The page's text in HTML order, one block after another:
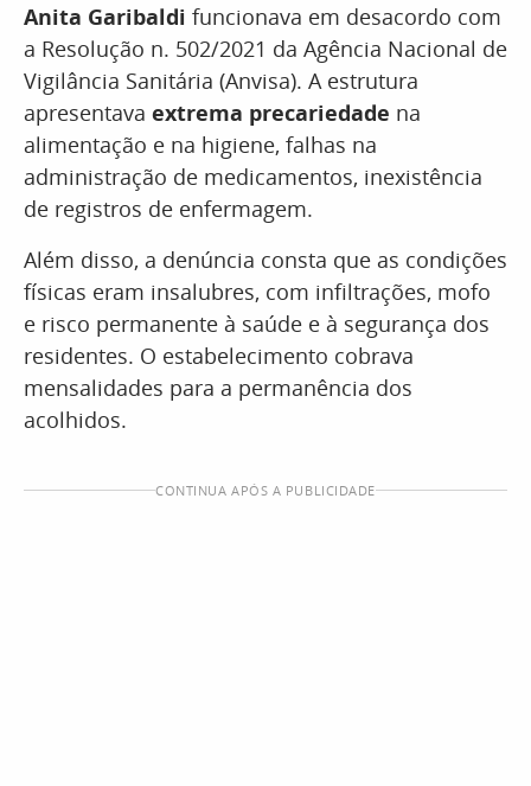
Anita Garibaldi funcionava em desacordo com
a Resolução n. 502/2021 da Agência Nacional de
Vigilância Sanitária (Anvisa). A estrutura
apresentava extrema precariedade na
alimentação e na higiene, falhas na
administração de medicamentos, inexistência
de registros de enfermagem.
Além disso, a denúncia consta que as condições
físicas eram insalubres, com infiltrações, mofo
e risco permanente à saúde e à segurança dos
residentes. O estabelecimento cobrava
mensalidades para a permanência dos
acolhidos.
CONTINUA APÓS A PUBLICIDADE